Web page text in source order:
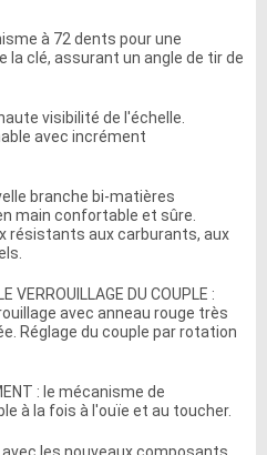
à 72 dents pour une
la clé, assurant un angle de tir de
haute visibilité de l'échelle.
avec incrément
branche bi-matières
main confortable et sûre.
résistants aux carburants, aux
VERROUILLAGE DU COUPLE :
avec anneau rouge très
Réglage du couple par rotation
: le mécanisme de
à la fois à l'ouïe et au toucher.